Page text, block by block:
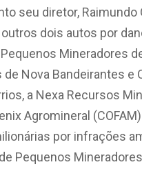
seu diretor, Raimundo
dois autos por
Mineradores
Nova Bandeirantes e
a Nexa Recursos
Agromineral
por infrações
Pequenos